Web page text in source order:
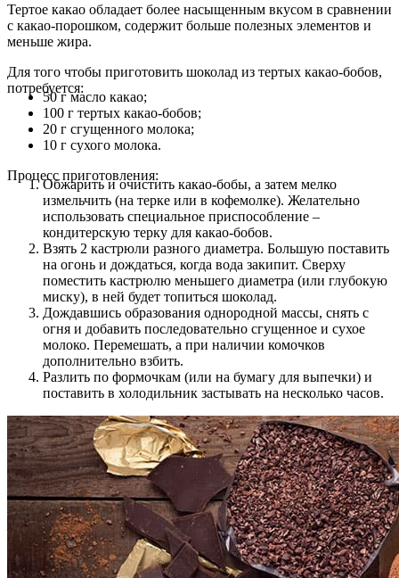
Тертое какао обладает более насыщенным вкусом в сравнении
с какао-порошком, содержит больше полезных элементов и
меньше жира.
Для того чтобы приготовить шоколад из тертых какао-бобов,
потребуется:
50 г масло какао;
100 г тертых какао-бобов;
20 г сгущенного молока;
10 г сухого молока.
Процесс приготовления:
Обжарить и очистить какао-бобы, а затем мелко
измельчить (на терке или в кофемолке). Желательно
использовать специальное приспособление –
кондитерскую терку для какао-бобов.
Взять 2 кастрюли разного диаметра. Большую поставить
на огонь и дождаться, когда вода закипит. Сверху
поместить кастрюлю меньшего диаметра (или глубокую
миску), в ней будет топиться шоколад.
Дождавшись образования однородной массы, снять с
огня и добавить последовательно сгущенное и сухое
молоко. Перемешать, а при наличии комочков
дополнительно взбить.
Разлить по формочкам (или на бумагу для выпечки) и
поставить в холодильник застывать на несколько часов.